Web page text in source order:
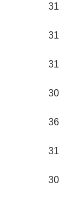
31
31
31
30
36
31
30